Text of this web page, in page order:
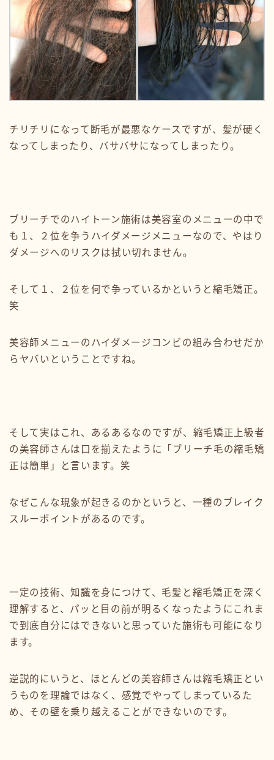
チリチリになって断毛が最悪なケースですが、髪が硬く
なってしまったり、バサバサになってしまったり。
ブリーチでのハイトーン施術は美容室のメニューの中で
も１、２位を争うハイダメージメニューなので、やはり
ダメージへのリスクは拭い切れません。
そして１、２位を何で争っているかというと縮毛矯正。
笑
美容師メニューのハイダメージコンビの組み合わせだか
らヤバいということですね。
そして実はこれ、あるあるなのですが、縮毛矯正上級者
の美容師さんは口を揃えたように「ブリーチ毛の縮毛矯
正は簡単」と言います。笑
なぜこんな現象が起きるのかというと、一種のブレイク
スルーポイントがあるのです。
一定の技術、知識を身につけて、毛髪と縮毛矯正を深く
理解すると、パッと目の前が明るくなったようにこれま
で到底自分にはできないと思っていた施術も可能になり
ます。
逆説的にいうと、ほとんどの美容師さんは縮毛矯正とい
うものを理論ではなく、感覚でやってしまっているた
め、その壁を乗り越えることができないのです。